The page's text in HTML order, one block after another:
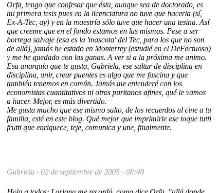
Orfa, tengo que confesar que ésta, aunque sea de doctorado, es
mi primera tesis pues en la licenciatura no tuve que hacerla (sí,
Ex-A-Tec, ay) y en la maestría sólo tuve que hacer una tesina. Así
que creeme que en el fondo estamos en las mismas. Pese a ser
borrega salvaje (esa es la 'mascota' del Tec, para los que no son
de allá), jamás he estado en Monterrey (estudié en el DeFectuoso)
y me he quedado con las ganas. A ver si a la próxima me animo.
Esa anarquía que te gusta, Gabriela, ese saltar de disciplina en
disciplina, unir, crear puentes es algo que me fascina y que
también tenemos en común. Jamás me entenderé con los
economistas cuantitativos ni otros puritanos afines, qué le vamos
a hacer. Mejor, es más divertido.
Me gusta mucho que ese mismo salto, de los recuerdos al cine a tu
familia, esté en este blog. Qué mejor que imprimirle ese toque tutti
frutti que enriquece, teje, comunica y une, finalmente.
Gabriela - 02 de septiembre de 2005 - 08:40